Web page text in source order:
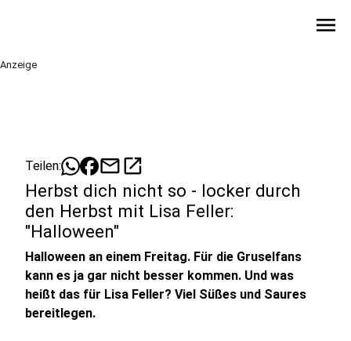
menu
Anzeige
Teilen: mailopen_in_new
Herbst dich nicht so - locker durch
den Herbst mit Lisa Feller:
"Halloween"
Halloween an einem Freitag. Für die Gruselfans
kann es ja gar nicht besser kommen. Und was
heißt das für Lisa Feller? Viel Süßes und Saures
bereitlegen.